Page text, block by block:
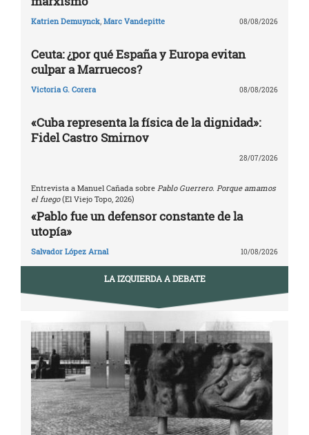
Katrien Demuynck, Marc Vandepitte 08/08/2026
Ceuta: ¿por qué España y Europa evitan
culpar a Marruecos?
Victoria G. Corera 08/08/2026
«Cuba representa la física de la dignidad»:
Fidel Castro Smirnov
28/07/2026
Entrevista a Manuel Cañada sobre Pablo Guerrero. Porque amamos
el fuego(El Viejo Topo, 2026)
«Pablo fue un defensor constante de la
utopía»
Salvador López Arnal 10/08/2026
LA IZQUIERDA A DEBATE